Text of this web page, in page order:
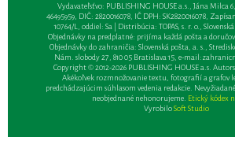
Vydavateľsťvo: PUBLISHING HOUSE a.s., Jána Milca
46495959, DIČ: 2820016078, IČ DPH: SK2820016078,
10764/L, oddiel: Sa | Distribúcia: TOPAS, s. r. o.,
Objednávky na predplatné: prijíma každá pošta a
Objednávky do zahraničia: Slovenská pošta, a. s.,
Nám. slobody 27, 810 05 Bratislava 15, e-mail:
Copyright © 2012-2026 PUBLISHING HOUSE a.s.
Akékoľvek rozmnožovanie textu, fotografií a grafov
predchádzajúcim súhlasom vedenia redakcie.
neobjednané nehonorujeme. Etický kódex
VyrobiloSoft Studio